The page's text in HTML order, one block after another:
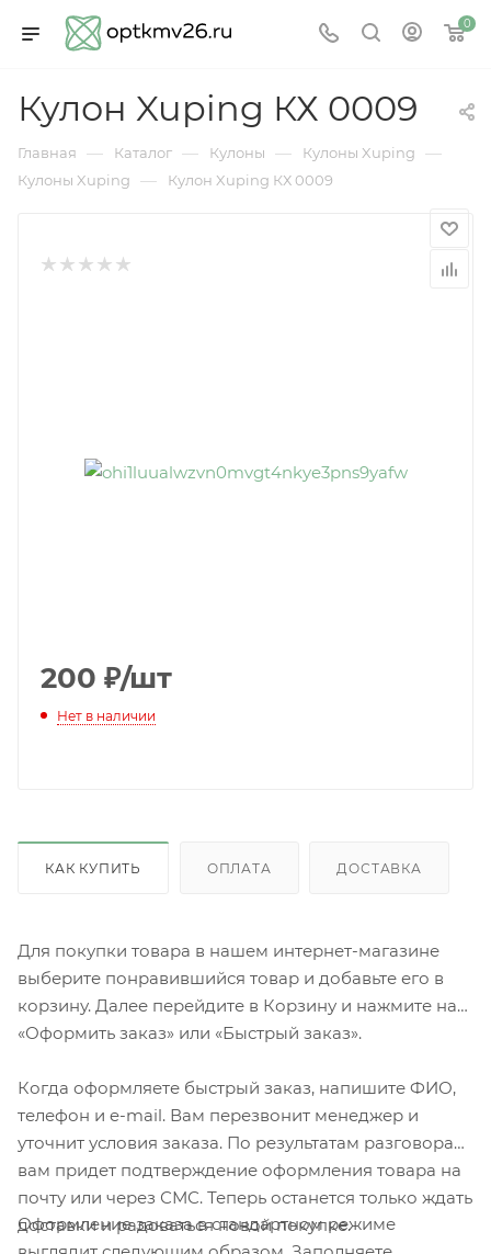
0
Кулон Xuping КХ 0009
Главная — Каталог — Кулоны — Кулоны Xuping —
Кулоны Xuping — Кулон Xuping КХ 0009
200 ₽/шт
Нет в наличии
КАК КУПИТЬ ОПЛАТА ДОСТАВКА
Для покупки товара в нашем интернет-магазине
выберите понравившийся товар и добавьте его в
корзину. Далее перейдите в Корзину и нажмите на
«Оформить заказ» или «Быстрый заказ».
Когда оформляете быстрый заказ, напишите ФИО,
телефон и e-mail. Вам перезвонит менеджер и
уточнит условия заказа. По результатам разговора
вам придет подтверждение оформления товара на
почту или через СМС. Теперь останется только ждать
доставки и радоваться новой покупке.
Оформление заказа в стандартном режиме